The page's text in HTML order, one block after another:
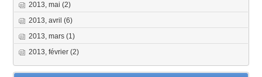
2013, mai(2)
2013, avril(6)
2013, mars(1)
2013, février(2)